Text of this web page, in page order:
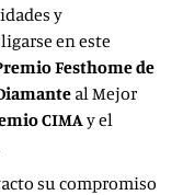
y
en este
Festhomede
al Mejor
CIMAy el
su compromiso